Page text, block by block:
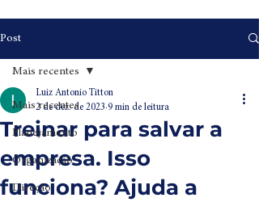
Post
Mais recentes
Planejamento
Organização
Direção
Mais recentes
Treinar para salvar a
empresa. Isso
funciona? Ajuda a
Luiz Antonio Titton
2 de dez. de 2023 9 min de leitura